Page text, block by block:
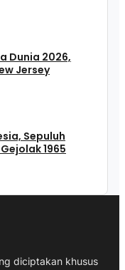
Dunia 2026,
Jersey
Sepuluh
1965
diciptakan khusus